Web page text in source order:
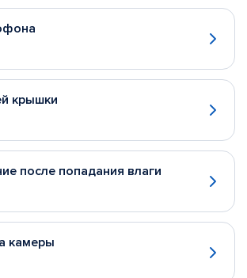
крышки
после попадания влаги
камеры